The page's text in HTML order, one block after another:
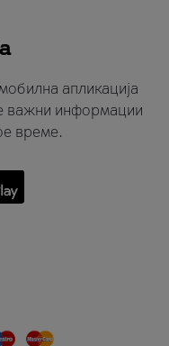
апликација
важни информации
време.